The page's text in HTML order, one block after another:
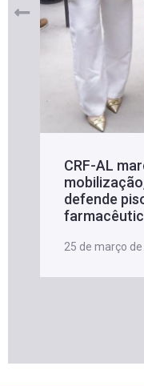
CRF-AL
defende
25 de março